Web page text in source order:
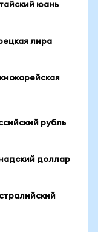
юань
лира
рубль
доллар